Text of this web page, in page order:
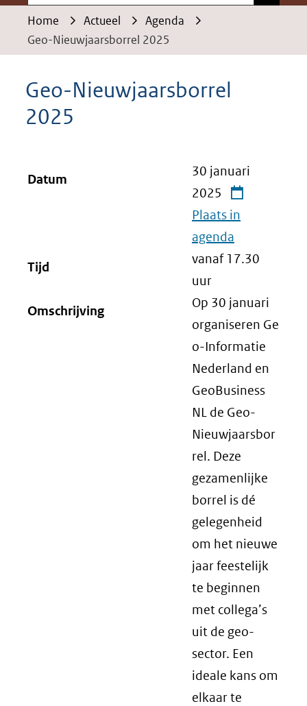
Home Actueel
Agenda
Geo-Nieuwjaarsborrel 2025
Geo-Nieuwjaarsborrel
2025
Datum
30 januari
2025
Plaats in
agenda
Tijd
vanaf 17.30
uur
Omschrijving
Op 30 januari
organiseren Ge
o-Informatie
Nederland en
GeoBusiness
NL de Geo-
Nieuwjaarsbor
rel. Deze
gezamenlijke
borrel is dé
gelegenheid
om het nieuwe
jaar feestelijk
te beginnen
met collega’s
uit de geo-
sector. Een
ideale kans om
elkaar te